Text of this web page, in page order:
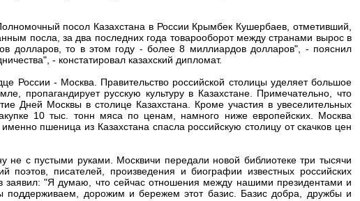
посол Казахстана в России Крымбек Кушербаев, отметивший,
посла, за два последних года товарооборот между странами вырос в
долларов, то в этом году - более 8 миллиардов долларов", - пояснил
- констатировал казахский дипломат.
России - Москва. Правительство российской столицы уделяет большое
пропагандирует русскую культуру в Казахстане. Примечательно, что
Дней Москвы в столице Казахстана. Кроме участия в увеселительных
10 тыс. тонн мяса по ценам, намного ниже европейских. Москва
пшеница из Казахстана спасла российскую столицу от скачков цен
не с пустыми руками. Москвичи передали новой библиотеке три тысячи
поэтов, писателей, произведения и биографии известных российских
заявил: "Я думаю, что сейчас отношения между нашими президентами и
дорожим и бережем этот базис. Базис добра, дружбы и